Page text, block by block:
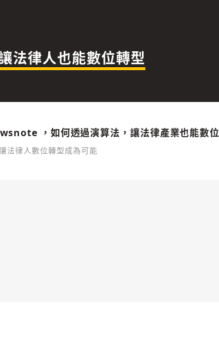
法律人也能數位轉型
，如何透過演算法，讓法律產業也能數位
法律人數位轉型成為可能